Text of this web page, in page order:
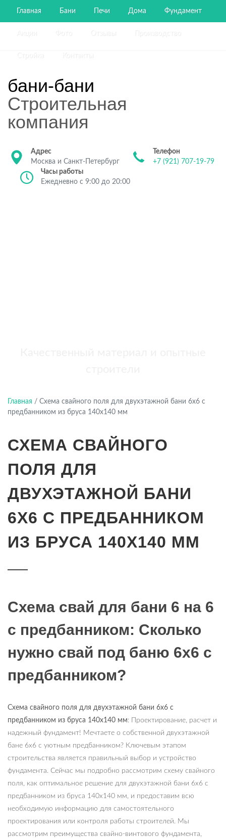
Главная Бани Печи Дома Фундамент
бани-бани
Строительная
компания
Адрес
Москва и Санкт-Петербург
Телефон
+7 (921) 707-19-79
Часы работы
Ежедневно с 9:00 до 20:00
Главная / Схема свайного поля для двухэтажной бани 6х6 с
предбанником из бруса 140х140 мм
СХЕМА СВАЙНОГО
ПОЛЯ ДЛЯ
ДВУХЭТАЖНОЙ БАНИ
6Х6 С ПРЕДБАННИКОМ
ИЗ БРУСА 140Х140 ММ
Схема свай для бани 6 на 6
с предбанником: Сколько
нужно свай под баню 6х6 с
предбанником?
Схема свайного поля для двухэтажной бани 6х6 с
предбанником из бруса 140х140 мм: Проектирование, расчет и
надежный фундамент! Мечтаете о собственной двухэтажной
бане 6х6 с уютным предбанником? Ключевым этапом
строительства является правильный выбор и устройство
фундамента. Сейчас мы подробно рассмотрим схему свайного
поля, как оптимальное решение для двухэтажной бани 6х6 с
предбанником из бруса 140х140 мм, и предоставим всю
необходимую информацию для самостоятельного
проектирования или контроля работы строителей. Мы
рассмотрим преимущества свайно-винтового фундамента,